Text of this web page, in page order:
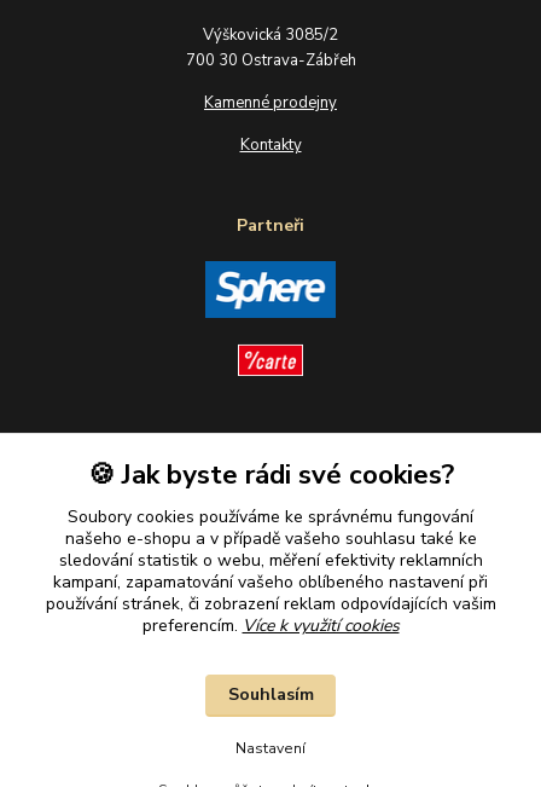
Výškovická 3085/2
700 30 Ostrava-Zábřeh
Kamenné prodejny
Kontakty
Partneři
Plaťte u nás bezpečně
🍪 Jak byste rádi své cookies?
Soubory cookies používáme ke správnému fungování
našeho e-shopu a v případě vašeho souhlasu také ke
sledování statistik o webu, měření efektivity reklamních
kampaní, zapamatování vašeho oblíbeného nastavení při
používání stránek, či zobrazení reklam odpovídajících vašim
preferencím. Více k využití cookies
Nastavení
Souhlasím